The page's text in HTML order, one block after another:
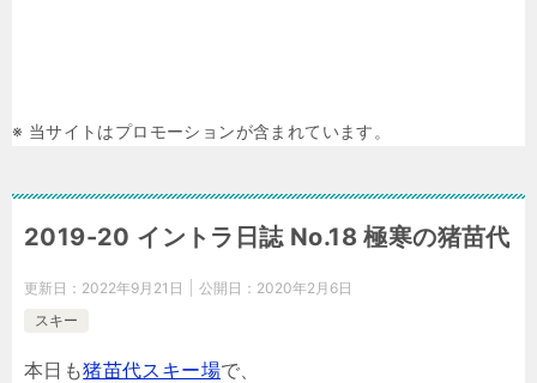
※ 当サイトはプロモーションが含まれています。
2019-20 イントラ日誌 No.18 極寒の猪苗代
更新日： 2022年9月21日 公開日： 2020年2月6日
スキー
本日も猪苗代スキー場で、